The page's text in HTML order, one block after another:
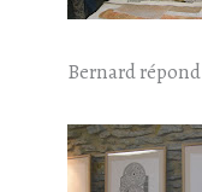
Bernard répond